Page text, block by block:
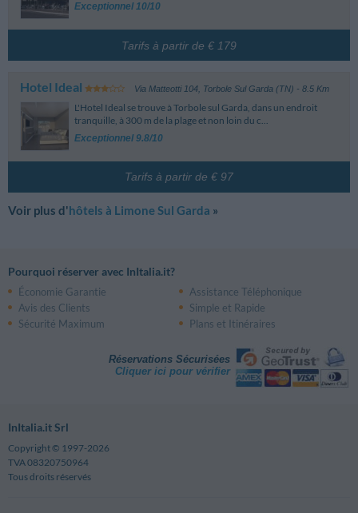
Exceptionnel 10/10
Tarifs à partir de € 179
Hotel Ideal Via Matteotti 104, Torbole Sul Garda (TN) - 8.5 Km
L'Hotel Ideal se trouve à Torbole sul Garda, dans un endroit
tranquille, à 300 m de la plage et non loin du c...
Exceptionnel 9.8/10
Tarifs à partir de € 97
Voir plus d'hôtels à Limone Sul Garda »
Pourquoi réserver avec InItalia.it?
Économie Garantie
Assistance Téléphonique
Avis des Clients
Simple et Rapide
Sécurité Maximum
Plans et Itinéraires
Réservations Sécurisées
Cliquer ici pour vérifier
InItalia.it Srl
Copyright © 1997-2026
TVA 08320750964
Tous droits réservés